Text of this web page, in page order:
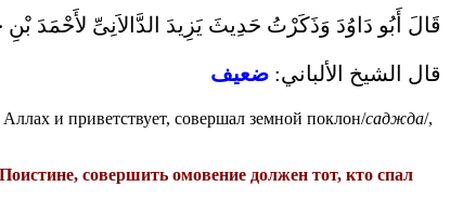
قَالَ أَبُو دَاوُدَ وَذَكَرْتُ حَدِيثَ يَزِيدَ الدَّالاَنِىِّ لأَحْمَدَ
قال الشيخ الألباني: ضعيف
и приветствует, совершал земной поклон/саджда/,
совершить омовение должен тот, кто спал